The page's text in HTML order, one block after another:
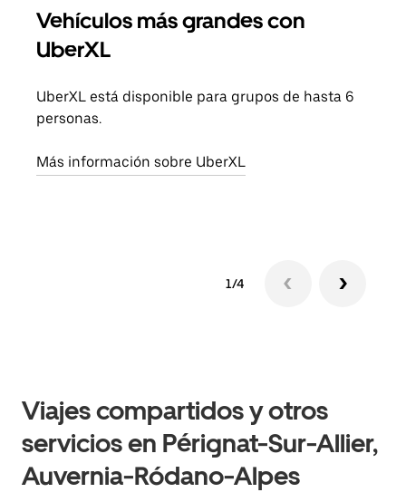
Vehículos más grandes con
UberXL
UberXL está disponible para grupos de hasta 6
personas.
Más información sobre UberXL
1/4
Viajes compartidos y otros
servicios en Pérignat-Sur-Allier,
Auvernia-Ródano-Alpes